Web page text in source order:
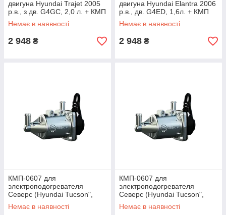
двигуна Hyundai Trajet 2005
р.в., з дв. G4GC, 2,0 л. + КМП
0603
Немає в наявності
2 948 ₴
двигуна Hyundai Elantra 2006
р.в., дв. G4ED, 1,6л. + КМП
0605
Немає в наявності
2 948 ₴
КМП-0607 для
электроподогревателя
Северс (Hyundai Tucson",
"Santa FE", KIA Sportage"дв.
D4EA, (2,0 л))
Немає в наявності
КМП-0607 для
электроподогревателя
Северс (Hyundai Tucson",
"Santa FE", KIA Sportage"дв.
D4EA, (2,0 л))
Немає в наявності